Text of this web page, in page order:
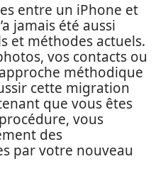
entre un iPhone et
jamais été aussi
et méthodes actuels.
vos contacts ou
méthodique
cette migration
que vous êtes
vous
des
par votre nouveau